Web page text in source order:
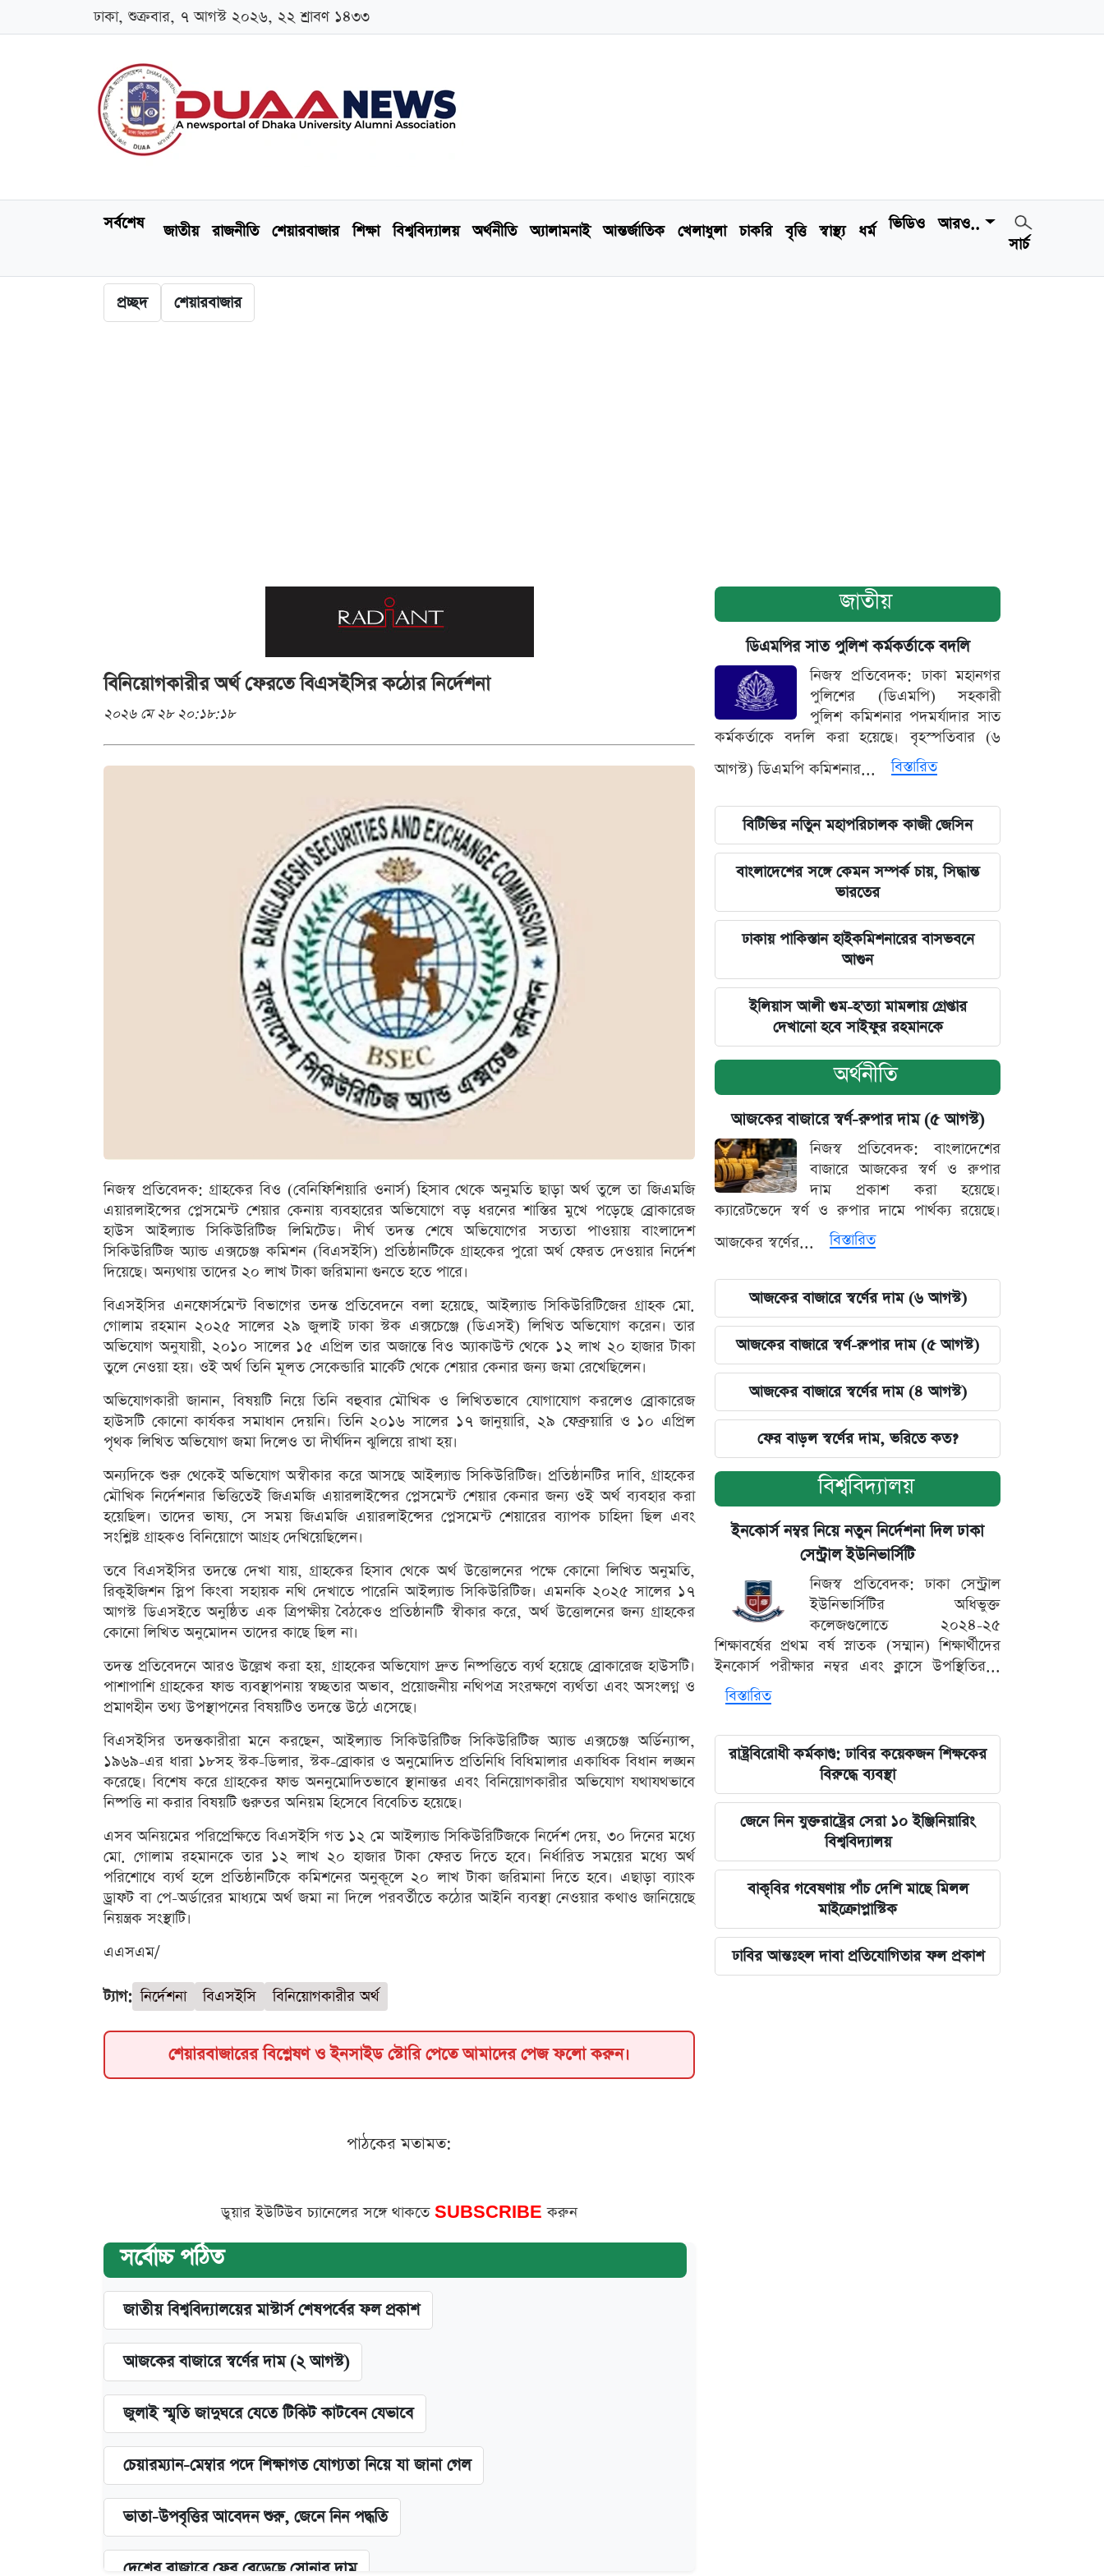
ঢাকা, শুক্রবার, ৭ আগস্ট ২০২৬, ২২ শ্রাবণ ১৪৩৩
সর্বশেষ জাতীয় রাজনীতি শেয়ারবাজার শিক্ষা বিশ্ববিদ্যালয় অর্থনীতি অ্যালামনাই আন্তর্জাতিক খেলাধুলা চাকরি বৃত্তি স্বাস্থ্য ধর্ম ভিডিও
আরও..
সার্চ
প্রচ্ছদ শেয়ারবাজার
বিনিয়োগকারীর অর্থ ফেরতে বিএসইসির কঠোর নির্দেশনা
২০২৬ মে ২৮ ২০:১৮:১৮
নিজস্ব প্রতিবেদক: গ্রাহকের বিও (বেনিফিশিয়ারি ওনার্স) হিসাব থেকে অনুমতি ছাড়া অর্থ তুলে তা জিএমজি
এয়ারলাইন্সের প্লেসমেন্ট শেয়ার কেনায় ব্যবহারের অভিযোগে বড় ধরনের শাস্তির মুখে পড়েছে ব্রোকারেজ
হাউস আইল্যান্ড সিকিউরিটিজ লিমিটেড। দীর্ঘ তদন্ত শেষে অভিযোগের সত্যতা পাওয়ায় বাংলাদেশ
সিকিউরিটিজ অ্যান্ড এক্সচেঞ্জ কমিশন (বিএসইসি) প্রতিষ্ঠানটিকে গ্রাহকের পুরো অর্থ ফেরত দেওয়ার নির্দেশ
দিয়েছে। অন্যথায় তাদের ২০ লাখ টাকা জরিমানা গুনতে হতে পারে।
বিএসইসির এনফোর্সমেন্ট বিভাগের তদন্ত প্রতিবেদনে বলা হয়েছে, আইল্যান্ড সিকিউরিটিজের গ্রাহক মো.
গোলাম রহমান ২০২৫ সালের ২৯ জুলাই ঢাকা স্টক এক্সচেঞ্জে (ডিএসই) লিখিত অভিযোগ করেন। তার
অভিযোগ অনুযায়ী, ২০১০ সালের ১৫ এপ্রিল তার অজান্তে বিও অ্যাকাউন্ট থেকে ১২ লাখ ২০ হাজার টাকা
তুলে নেওয়া হয়। ওই অর্থ তিনি মূলত সেকেন্ডারি মার্কেট থেকে শেয়ার কেনার জন্য জমা রেখেছিলেন।
অভিযোগকারী জানান, বিষয়টি নিয়ে তিনি বহুবার মৌখিক ও লিখিতভাবে যোগাযোগ করলেও ব্রোকারেজ
হাউসটি কোনো কার্যকর সমাধান দেয়নি। তিনি ২০১৬ সালের ১৭ জানুয়ারি, ২৯ ফেব্রুয়ারি ও ১০ এপ্রিল
পৃথক লিখিত অভিযোগ জমা দিলেও তা দীর্ঘদিন ঝুলিয়ে রাখা হয়।
অন্যদিকে শুরু থেকেই অভিযোগ অস্বীকার করে আসছে আইল্যান্ড সিকিউরিটিজ। প্রতিষ্ঠানটির দাবি, গ্রাহকের
মৌখিক নির্দেশনার ভিত্তিতেই জিএমজি এয়ারলাইন্সের প্লেসমেন্ট শেয়ার কেনার জন্য ওই অর্থ ব্যবহার করা
হয়েছিল। তাদের ভাষ্য, সে সময় জিএমজি এয়ারলাইন্সের প্লেসমেন্ট শেয়ারের ব্যাপক চাহিদা ছিল এবং
সংশ্লিষ্ট গ্রাহকও বিনিয়োগে আগ্রহ দেখিয়েছিলেন।
তবে বিএসইসির তদন্তে দেখা যায়, গ্রাহকের হিসাব থেকে অর্থ উত্তোলনের পক্ষে কোনো লিখিত অনুমতি,
রিকুইজিশন স্লিপ কিংবা সহায়ক নথি দেখাতে পারেনি আইল্যান্ড সিকিউরিটিজ। এমনকি ২০২৫ সালের ১৭
আগস্ট ডিএসইতে অনুষ্ঠিত এক ত্রিপক্ষীয় বৈঠকেও প্রতিষ্ঠানটি স্বীকার করে, অর্থ উত্তোলনের জন্য গ্রাহকের
কোনো লিখিত অনুমোদন তাদের কাছে ছিল না।
তদন্ত প্রতিবেদনে আরও উল্লেখ করা হয়, গ্রাহকের অভিযোগ দ্রুত নিষ্পত্তিতে ব্যর্থ হয়েছে ব্রোকারেজ হাউসটি।
পাশাপাশি গ্রাহকের ফান্ড ব্যবস্থাপনায় স্বচ্ছতার অভাব, প্রয়োজনীয় নথিপত্র সংরক্ষণে ব্যর্থতা এবং অসংলগ্ন ও
প্রমাণহীন তথ্য উপস্থাপনের বিষয়টিও তদন্তে উঠে এসেছে।
বিএসইসির তদন্তকারীরা মনে করছেন, আইল্যান্ড সিকিউরিটিজ সিকিউরিটিজ অ্যান্ড এক্সচেঞ্জ অর্ডিন্যান্স,
১৯৬৯-এর ধারা ১৮সহ স্টক-ডিলার, স্টক-ব্রোকার ও অনুমোদিত প্রতিনিধি বিধিমালার একাধিক বিধান লঙ্ঘন
করেছে। বিশেষ করে গ্রাহকের ফান্ড অননুমোদিতভাবে স্থানান্তর এবং বিনিয়োগকারীর অভিযোগ যথাযথভাবে
নিষ্পত্তি না করার বিষয়টি গুরুতর অনিয়ম হিসেবে বিবেচিত হয়েছে।
এসব অনিয়মের পরিপ্রেক্ষিতে বিএসইসি গত ১২ মে আইল্যান্ড সিকিউরিটিজকে নির্দেশ দেয়, ৩০ দিনের মধ্যে
মো. গোলাম রহমানকে তার ১২ লাখ ২০ হাজার টাকা ফেরত দিতে হবে। নির্ধারিত সময়ের মধ্যে অর্থ
পরিশোধে ব্যর্থ হলে প্রতিষ্ঠানটিকে কমিশনের অনুকূলে ২০ লাখ টাকা জরিমানা দিতে হবে। এছাড়া ব্যাংক
ড্রাফট বা পে-অর্ডারের মাধ্যমে অর্থ জমা না দিলে পরবর্তীতে কঠোর আইনি ব্যবস্থা নেওয়ার কথাও জানিয়েছে
নিয়ন্ত্রক সংস্থাটি।
এএসএম/
ট্যাগ: নির্দেশনা বিএসইসি বিনিয়োগকারীর অর্থ
শেয়ারবাজারের বিশ্লেষণ ও ইনসাইড স্টোরি পেতে আমাদের পেজ ফলো করুন।
পাঠকের মতামত:
ডুয়ার ইউটিউব চ্যানেলের সঙ্গে থাকতে SUBSCRIBEকরুন
সর্বোচ্চ পঠিত
জাতীয় বিশ্ববিদ্যালয়ের মাস্টার্স শেষপর্বের ফল প্রকাশ
আজকের বাজারে স্বর্ণের দাম (২ আগস্ট)
জুলাই স্মৃতি জাদুঘরে যেতে টিকিট কাটবেন যেভাবে
চেয়ারম্যান-মেম্বার পদে শিক্ষাগত যোগ্যতা নিয়ে যা জানা গেল
ভাতা-উপবৃত্তির আবেদন শুরু, জেনে নিন পদ্ধতি
দেশের বাজারে ফের বেড়েছে সোনার দাম
জাতীয়
ডিএমপির সাত পুলিশ কর্মকর্তাকে বদলি
নিজস্ব প্রতিবেদক: ঢাকা মহানগর
পুলিশের (ডিএমপি) সহকারী
পুলিশ কমিশনার পদমর্যাদার সাত
কর্মকর্তাকে বদলি করা হয়েছে। বৃহস্পতিবার (৬
আগস্ট) ডিএমপি কমিশনার...
বিস্তারিত
বিটিভির নতিুন মহাপরিচালক কাজী জেসিন
বাংলাদেশের সঙ্গে কেমন সম্পর্ক চায়, সিদ্ধান্ত
ভারতের
ঢাকায় পাকিস্তান হাইকমিশনারের বাসভবনে
আগুন
ইলিয়াস আলী গুম-হ'ত্যা মামলায় গ্রেপ্তার
দেখানো হবে সাইফুর রহমানকে
অর্থনীতি
আজকের বাজারে স্বর্ণ-রুপার দাম (৫ আগস্ট)
নিজস্ব প্রতিবেদক: বাংলাদেশের
বাজারে আজকের স্বর্ণ ও রুপার
দাম প্রকাশ করা হয়েছে।
ক্যারেটভেদে স্বর্ণ ও রুপার দামে পার্থক্য রয়েছে।
আজকের স্বর্ণের...
বিস্তারিত
আজকের বাজারে স্বর্ণের দাম (৬ আগস্ট)
আজকের বাজারে স্বর্ণ-রুপার দাম (৫ আগস্ট)
আজকের বাজারে স্বর্ণের দাম (৪ আগস্ট)
ফের বাড়ল স্বর্ণের দাম, ভরিতে কত?
বিশ্ববিদ্যালয়
ইনকোর্স নম্বর নিয়ে নতুন নির্দেশনা দিল ঢাকা
সেন্ট্রাল ইউনিভার্সিটি
নিজস্ব প্রতিবেদক: ঢাকা সেন্ট্রাল
ইউনিভার্সিটির অধিভুক্ত
কলেজগুলোতে ২০২৪-২৫
শিক্ষাবর্ষের প্রথম বর্ষ স্নাতক (সম্মান) শিক্ষার্থীদের
ইনকোর্স পরীক্ষার নম্বর এবং ক্লাসে উপস্থিতির...
বিস্তারিত
রাষ্ট্রবিরোধী কর্মকাণ্ড: ঢাবির কয়েকজন শিক্ষকের
বিরুদ্ধে ব্যবস্থা
জেনে নিন যুক্তরাষ্ট্রের সেরা ১০ ইঞ্জিনিয়ারিং
বিশ্ববিদ্যালয়
বাকৃবির গবেষণায় পাঁচ দেশি মাছে মিলল
মাইক্রোপ্লাস্টিক
ঢাবির আন্তঃহল দাবা প্রতিযোগিতার ফল প্রকাশ